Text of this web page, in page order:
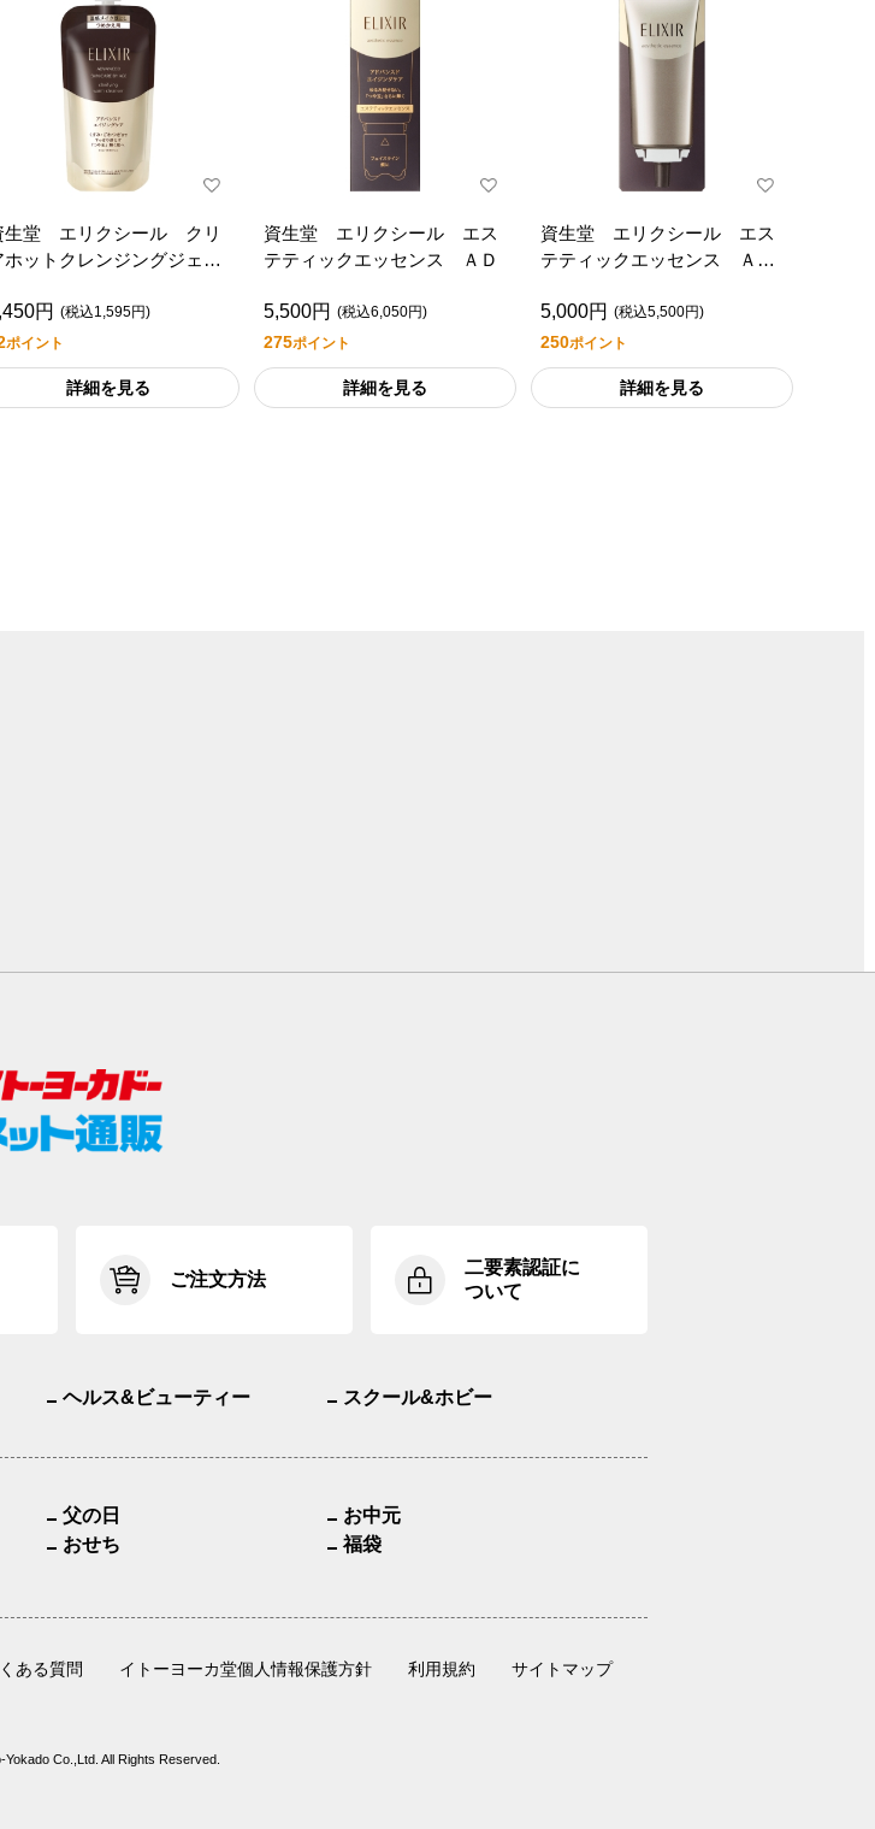
生堂 エリクシール クリ
ホットクレンジングジェ
円 (税込1,595円)
ポイント
詳細を見る
資生堂 エリクシール エス
テティックエッセンス ＡＤ
5,500円 (税込6,050円)
275ポイント
詳細を見る
資生堂 エリクシール エス
テティックエッセンス ＡＤ
5,000円 (税込5,500円)
250ポイント
詳細を見る
ご注文方法
二要素認証に
ついて
ヘルス&ビューティー スクール&ホビー
父の日
お中元
おせち
福袋
ある質問 イトーヨーカ堂個人情報保護方針 利用規約 サイトマップ
Co.,Ltd. All Rights Reserved.